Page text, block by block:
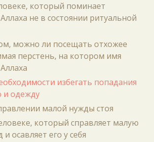
который поминает
не в состоянии ритуальной
можно ли посещать отхожее
перстень, на котором имя
избегать попадания
и одежду
малой нужды стоя
который справляет малую
и осавляет его у себя